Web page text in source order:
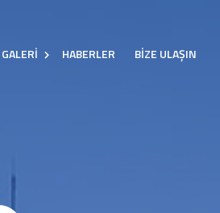
GALERİ HABERLER BİZE ULAŞIN